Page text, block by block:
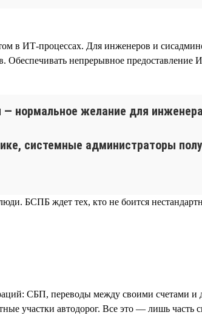
в ИТ-процессах. Для инженеров и
Обеспечивать непрерывное
— нормальное желание для
системные администраторы
БСПБ ждет тех, кто не боится
СБП, переводы между своими счетами и
участки автодорог. Все это — лишь